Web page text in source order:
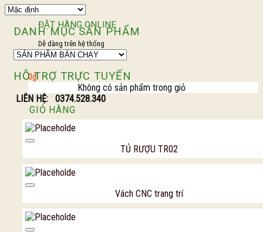
ĐẶT HÀNG ONLINE
Dễ dàng trên hệ thống
0₫
Không có sản phẩm trong giỏ
GIỎ HÀNG
Không có sản phẩm trong giỏ
DANH MỤC SẢN PHẨM
HỖ TRỢ TRỰC TUYẾN
LIÊN HỆ: 0374.528.340
TỦ RƯỢU TR02
Vách CNC trang trí